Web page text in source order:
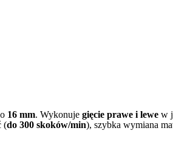
(do 300 skoków/min), szybka wymiana
16 mm. Wykonuje gięcie prawe i lewe w